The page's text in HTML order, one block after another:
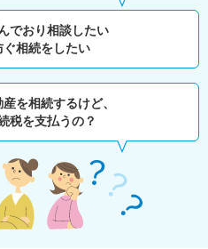
でおり相談したい
ぐ相続をしたい
を相続するけど、
税を支払うの？